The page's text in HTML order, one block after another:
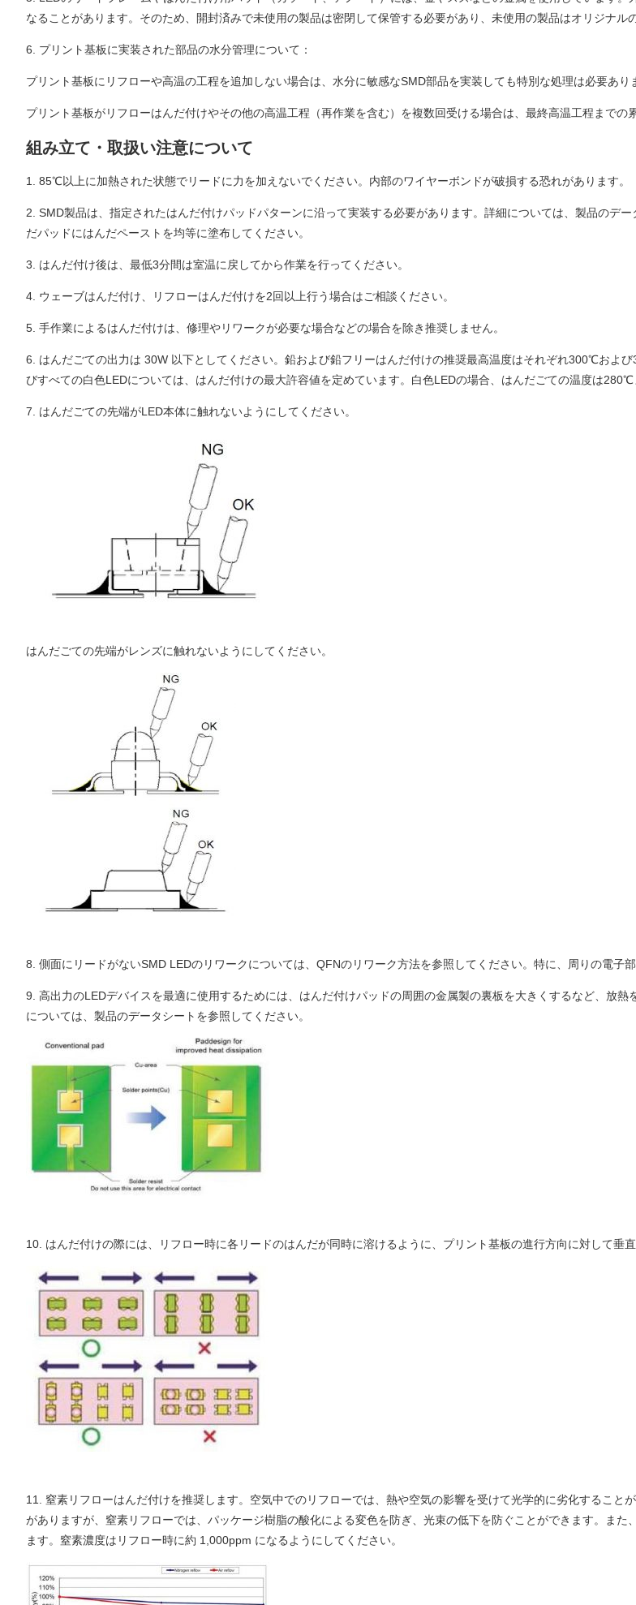
なることがあります。そのため、開封済みで未使用の製品は密閉して保管する必要があり、未使用の製品はオリジナル
6. プリント基板に実装された部品の水分管理について：
プリント基板にリフローや高温の工程を追加しない場合は、水分に敏感なSMD部品を実装しても特別な処理は必要あり
プリント基板がリフローはんだ付けやその他の高温工程（再作業を含む）を複数回受ける場合は、最終高温工程までの
組み立て・取扱い注意について
1. 85℃以上に加熱された状態でリードに力を加えないでください。内部のワイヤーボンドが破損する恐れがあります。
2. SMD製品は、指定されたはんだ付けパッドパターンに沿って実装する必要があります。詳細については、製品のデ
だパッドにはんだペーストを均等に塗布してください。
3. はんだ付け後は、最低3分間は室温に戻してから作業を行ってください。
4. ウェーブはんだ付け、リフローはんだ付けを2回以上行う場合はご相談ください。
5. 手作業によるはんだ付けは、修理やリワークが必要な場合などの場合を除き推奨しません。
6. はんだごての出力は 30W 以下としてください。鉛および鉛フリーはんだ付けの推奨最高温度はそれぞれ300℃およ
びすべての白色LEDについては、はんだ付けの最大許容値を定めています。白色LEDの場合、はんだごての温度は
7. はんだごての先端がLED本体に触れないようにしてください。
はんだごての先端がレンズに触れないようにしてください。
8. 側面にリードがないSMD LEDのリワークについては、QFNのリワーク方法を参照してください。特に、周りの電子
9. 高出力のLEDデバイスを最適に使用するためには、はんだ付けパッドの周囲の金属製の裏板を大きくするなど、放
については、製品のデータシートを参照してください。
10. はんだ付けの際には、リフロー時に各リードのはんだが同時に溶けるように、プリント基板の進行方向に対して垂
11. 窒素リフローはんだ付けを推奨します。空気中でのリフローでは、熱や空気の影響を受けて光学的に劣化すること
がありますが、窒素リフローでは、パッケージ樹脂の酸化による変色を防ぎ、光束の低下を防ぐことができます。ま
ます。窒素濃度はリフロー時に約 1,000ppm になるようにしてください。